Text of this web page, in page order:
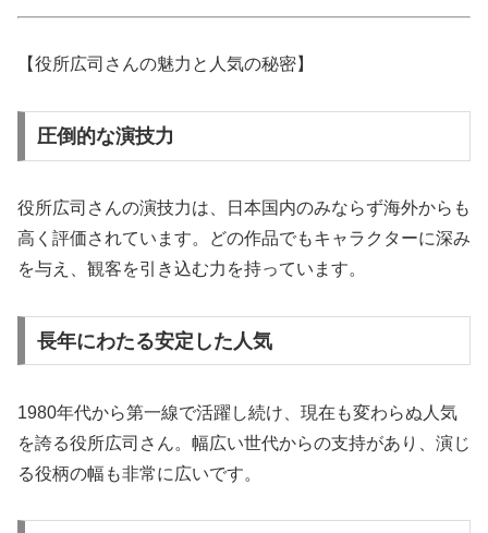
【役所広司さんの魅力と人気の秘密】
圧倒的な演技力
役所広司さんの演技力は、日本国内のみならず海外からも
高く評価されています。どの作品でもキャラクターに深み
を与え、観客を引き込む力を持っています。
長年にわたる安定した人気
1980年代から第一線で活躍し続け、現在も変わらぬ人気
を誇る役所広司さん。幅広い世代からの支持があり、演じ
る役柄の幅も非常に広いです。